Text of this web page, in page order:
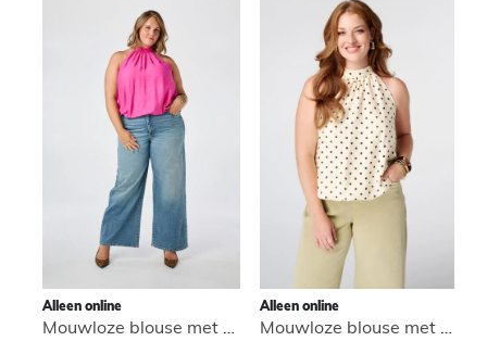
Alleen online Alleen online